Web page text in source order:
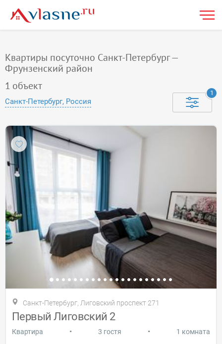
Квартиры посуточно Санкт-Петербург —
Фрунзенский район
1 объект
Санкт-Петербург, Россия
1
Санкт-Петербург, Лиговский проспект 271
Первый Лиговский 2
Квартира • 3 гостя • 1 комната